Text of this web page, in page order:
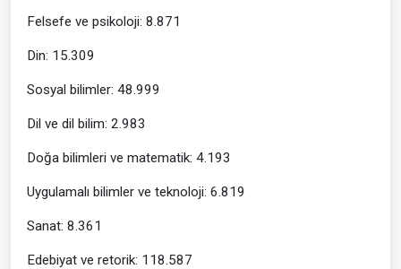
Felsefe ve psikoloji: 8.871
Din: 15.309
Sosyal bilimler: 48.999
Dil ve dil bilim: 2.983
Doğa bilimleri ve matematik: 4.193
Uygulamalı bilimler ve teknoloji: 6.819
Sanat: 8.361
Edebiyat ve retorik: 118.587